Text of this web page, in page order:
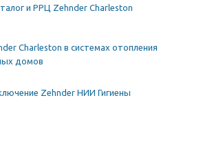
и РРЦ Zehnder Charleston
Charleston в системах отопления
домов
Zehnder НИИ Гигиены